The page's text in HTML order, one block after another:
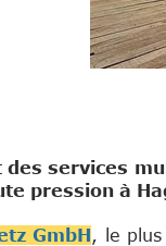
services
pression à
GmbH, le